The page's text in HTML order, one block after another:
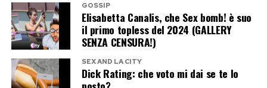
meccanismo che, secondo molti, contribuisce a
trasformare ogni dibattito in una guerra
permanente fatta di provocazioni,
controprovocazioni e indignazione reciproca.
GOSSIP
Elisabetta Canalis, che Sex bomb! è suo
il primo topless del 2024 (GALLERY
SENZA CENSURA!)
SEX AND LA CITY
Dick Rating: che voto mi dai se te lo